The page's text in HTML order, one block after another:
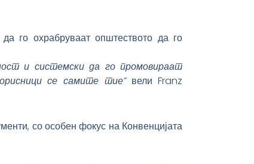
го охрабруваат општеството да го
и системски да го промовираат
се самите тие”вели Franz
со особен фокус на Конвенцијата